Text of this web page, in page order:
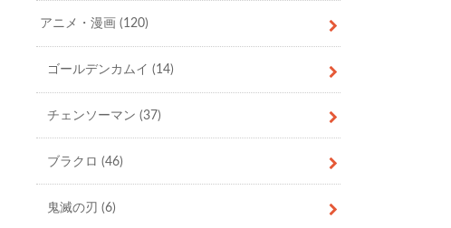
アニメ・漫画(120)
ゴールデンカムイ (14)
チェンソーマン (37)
ブラクロ (46)
鬼滅の刃 (6)